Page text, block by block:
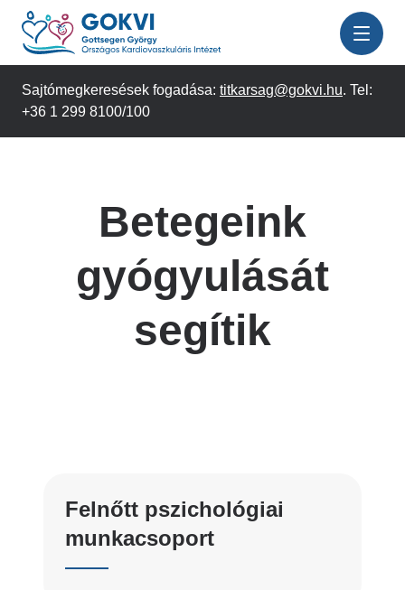
Ugrás
tartalomra
Sajtómegkeresések fogadása: titkarsag@gokvi.hu. Tel:
+36 1 299 8100/100
Betegeink
gyógyulását
segítik
Felnőtt pszichológiai
munkacsoport